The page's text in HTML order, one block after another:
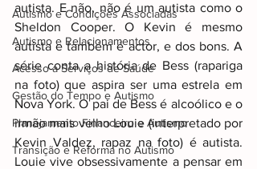
Autismo e Condições Associadas
Autismo e Relacionamentos
Acesso a Serviços de Saúde
Gestão do Tempo e Autismo
Planejamento Financeiro e Autismo
Transição e Reforma no Autismo
autista. E não, não é um autista como o
Sheldon Cooper. O Kevin é mesmo
autista e também é actor, e dos bons. A
série conta a história de Bess (rapariga
na foto) que aspira ser uma estrela em
Nova York. O pai de Bess é alcoólico e o
irmão mais velho Louie (interpretado por
Kevin Valdez, rapaz na foto) é autista.
Louie vive obsessivamente a pensar em